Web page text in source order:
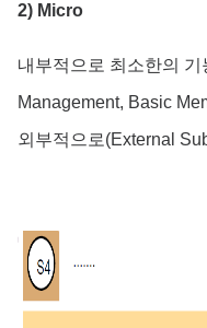
2) Micro
내부적으로 최소한의
Management, Basic
외부적으로(External